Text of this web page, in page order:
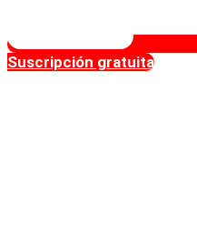
Suscripción gratuita